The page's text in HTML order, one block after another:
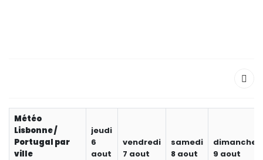
Météo
Lisbonne /
Portugal par
ville
jeudi
6
aout
vendredi
7 aout
samedi
8 aout
dimanche
9 aout